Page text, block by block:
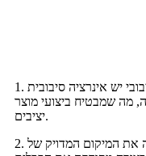
1. מאמץ מבנה שלוחה, כאשר לגוף הסיבובי יש אינרציה סיבובית
מה שמבטיח ביצועי מוצר
יציבים.
2. התנועה ההדדית של קופסת האיסוף מניעה את המיקום המדויק של